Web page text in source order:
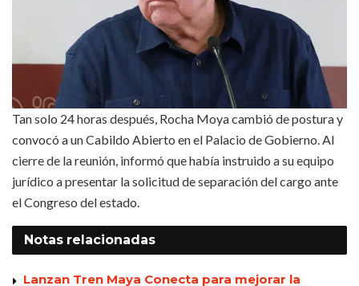
Tan solo 24 horas después, Rocha Moya cambió de postura y
convocó a un Cabildo Abierto en el Palacio de Gobierno. Al
cierre de la reunión, informó que había instruido a su equipo
jurídico a presentar la solicitud de separación del cargo ante
el Congreso del estado.
Notas relacionadas
Lanzan Tren Maya Conecta para mejorar la